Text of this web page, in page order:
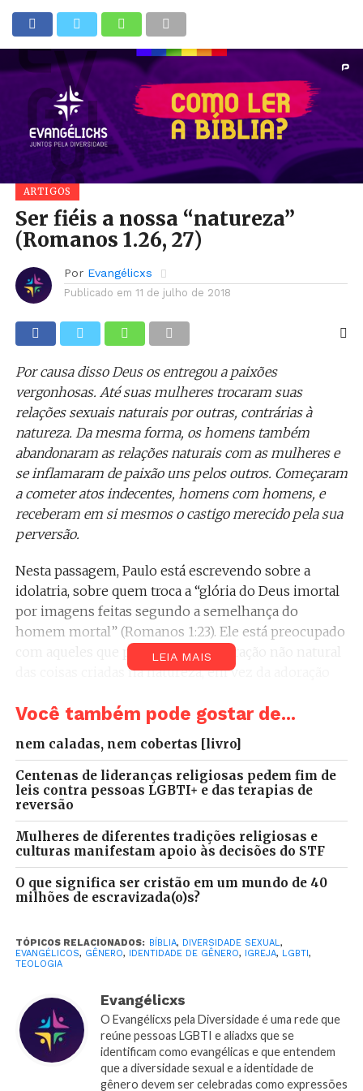
ARTIGOS
Ser fiéis a nossa “natureza”
(Romanos 1.26, 27)
Por Evangélicxs
Publicado em 11 de julho de 2018
Por causa disso Deus os entregou a paixões
vergonhosas. Até suas mulheres trocaram suas
relações sexuais naturais por outras, contrárias à
natureza. Da mesma forma, os homens também
abandonaram as relações naturais com as mulheres e
se inflamaram de paixão uns pelos outros. Começaram
a cometer atos indecentes, homens com homens, e
receberam em si mesmos o castigo merecido pela sua
perversão.
Nesta passagem, Paulo está escrevendo sobre a
idolatria, sobre quem troca a “glória do Deus imortal
por imagens feitas segundo a semelhança do
homem mortal” (Romanos 1:23). Ele está preocupado
com aqueles que participam da adoração não natural
das coisas criadas na natureza, em vez da adoração
não é um texto sobre a homossexualidade, mas
esta passagem for lida com um viés heterossexual, é
fácil supor que o termo “não natural” é uma
referência à homossexualidade.
O que Paulo diz é que há homens heterossexuais que
trocam “relações naturais” para serem “inflamados
de paixão uns pelos outros”. Em outras palavras, os
homens estão sendo condenados a mudar sua
homossexuais — uma prática comum do tempo de
eram forçados a atividades homossexuais.
Paulo critica aqueles que obrigam os heterossexuais
a participar de atividades do mesmo sexo contra sua
vontade. Se quisermos aplicar esse ensinamento
LEIA MAIS
Você também pode gostar de...
nem caladas, nem cobertas [livro]
Centenas de lideranças religiosas pedem fim de
leis contra pessoas LGBTI+ e das terapias de
reversão
Mulheres de diferentes tradições religiosas e
culturas manifestam apoio às decisões do STF
O que significa ser cristão em um mundo de 40
milhões de escravizada(o)s?
TÓPICOS RELACIONADOS: BÍBLIA, DIVERSIDADE SEXUAL,
EVANGÉLICOS, GÊNERO, IDENTIDADE DE GÊNERO, IGREJA, LGBTI ,
TEOLOGIA
Evangélicxs
O Evangélicxs pela Diversidade é uma rede que
reúne pessoas LGBTI e aliadxs que se
identificam como evangélicas e que entendem
que a diversidade sexual e a identidade de
gênero devem ser celebradas como expressões